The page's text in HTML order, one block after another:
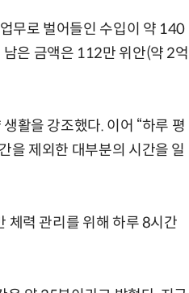
무로 벌어들인 수입이 약 140
은 금액은 112만 위안(약 2억
활을 강조했다. 이어 “하루 평
을 제외한 대부분의 시간을 일
체력 관리를 위해 하루 8시간